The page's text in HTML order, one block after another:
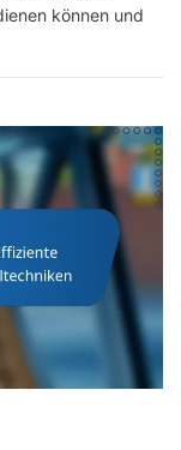
Outfits:
Charakteranpassung,
Veröffentlichungen
können und